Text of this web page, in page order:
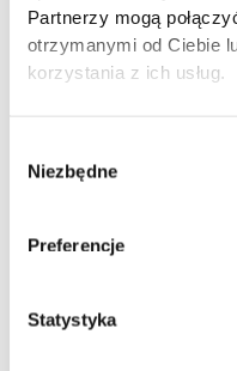
Partnerzy mogą
otrzymanymi od Ciebie
korzystania z ich usług.
zgody
Niezbędne
Preferencje
Statystyka
Długość